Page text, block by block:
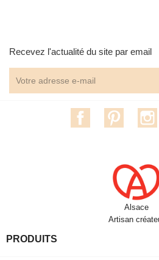
Recevez l'actualité du site par email
FacebookPinterest
Alsace
Artisan
PRODUITS